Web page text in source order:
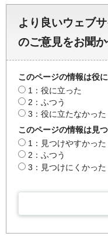
より良いウェブ
のご意見をお聞
このページの情報は役
1：役に立った
2：ふつう
3：役に立たなかった
このページの情報は見
1：見つけやすかった
2：ふつう
3：見つけにくかった